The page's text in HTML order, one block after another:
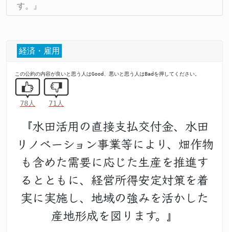
す。』
経済・雇用
この公約の内容が良いと思う人はGood、悪いと思う人はBadを押してください。
78人 71人
『水田活用の直接支払交付金、水田
リノベーション事業等により、畑作物
も含めた需要に応じた生産を推進す
るとともに、経営所得安定対策を着
実に実施し、地域の強みを活かした
産地形成を図ります。』